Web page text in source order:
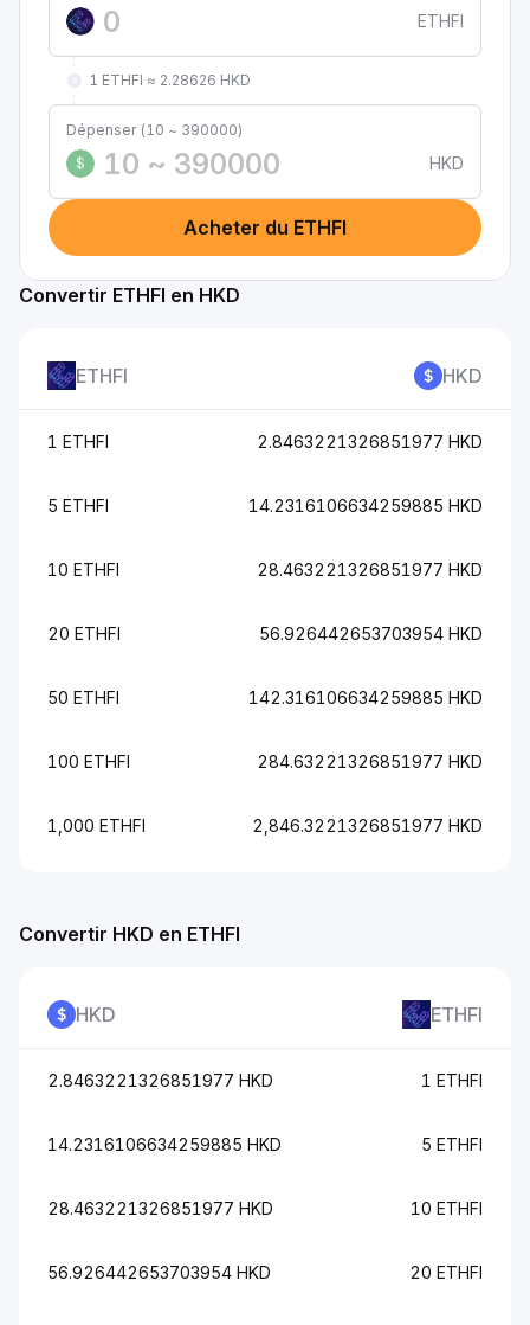
ETHFI
1 ETHFI ≈ 2.28626 HKD
Dépenser (10 ~ 390000)
$
HKD
Acheter du ETHFI
Convertir ETHFI en HKD
ETHFI HKD
1 ETHFI 2.8463221326851977 HKD
5 ETHFI 14.2316106634259885 HKD
10 ETHFI 28.463221326851977 HKD
20 ETHFI 56.926442653703954 HKD
50 ETHFI 142.316106634259885 HKD
100 ETHFI 284.63221326851977 HKD
1,000 ETHFI 2,846.3221326851977 HKD
Convertir HKD en ETHFI
HKD ETHFI
2.8463221326851977 HKD 1 ETHFI
14.2316106634259885 HKD 5 ETHFI
28.463221326851977 HKD 10 ETHFI
56.926442653703954 HKD 20 ETHFI